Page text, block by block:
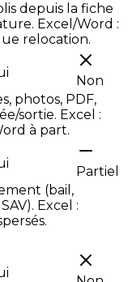
depuis la fiche
Excel/Word :
relocation.
Non
photos, PDF,
sortie. Excel :
à part.
Partiel
(bail,
Excel :